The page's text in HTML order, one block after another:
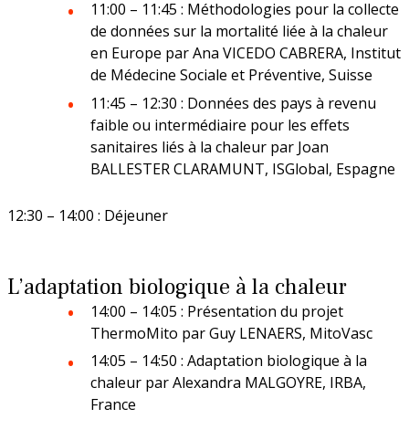
Décisions
Décisions relatives à l’organisation de
l’Inserm
Décisions relatives aux unités depuis
2009
Paca et Corse
En brefLa DR Paca et Corse en bref
En pratique
La prévention dans ma DR
Paris-IDF Centre Est
En bref
La DR Paris-IDF Centre Est en
bref
of Science (JSPS)
Appel à propositions
pour un séminaire conjoint en France en
2027
Inserm-National Science and
Technology Council (NSTC) de Taïwan
séminaires conjoints 2026
Appels Inserm/Iresp
Dispositif éthique et autorisation de
projet
Cadre éthique de la recherche animale
Conduire un projet utilisant des animaux
11:00 – 11:45 : Méthodologies pour la collecte
de données sur la mortalité liée à la chaleur
en Europe par Ana VICEDO CABRERA, Institut
de Médecine Sociale et Préventive, Suisse
11:45 – 12:30 : Données des pays à revenu
faible ou intermédiaire pour les effets
sanitaires liés à la chaleur par Joan
BALLESTER CLARAMUNT, ISGlobal, Espagne
12:30 – 14:00 : Déjeuner
L’adaptation biologique à la chaleur
14:00 – 14:05 : Présentation du projet
ThermoMito par Guy LENAERS, MitoVasc
14:05 – 14:50 : Adaptation biologique à la
chaleur par Alexandra MALGOYRE, IRBA,
France